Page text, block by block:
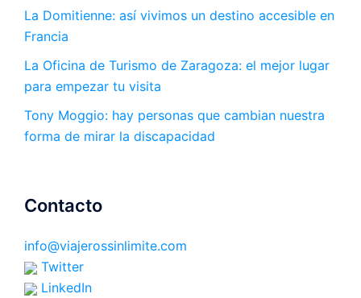
La Domitienne: así vivimos un destino accesible en
Francia
La Oficina de Turismo de Zaragoza: el mejor lugar
para empezar tu visita
Tony Moggio: hay personas que cambian nuestra
forma de mirar la discapacidad
Contacto
info@viajerossinlimite.com
Twitter
LinkedIn